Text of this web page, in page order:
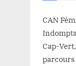
CAN
Cap-